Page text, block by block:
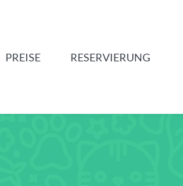
PREISE RESERVIERUNG